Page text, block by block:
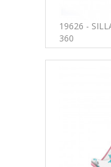
19626 -
360